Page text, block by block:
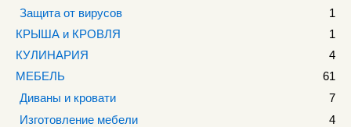
Защита от вирусов
1
КРЫША и КРОВЛЯ
1
КУЛИНАРИЯ
4
МЕБЕЛЬ
61
Диваны и кровати
7
Изготовление мебели
4